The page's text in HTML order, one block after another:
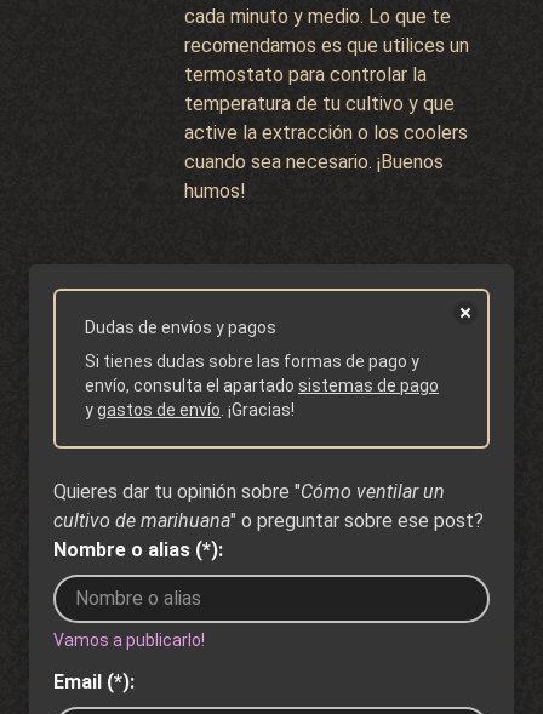
cada minuto y medio. Lo que te
recomendamos es que utilices un
termostato para controlar la
temperatura de tu cultivo y que
active la extracción o los coolers
cuando sea necesario. ¡Buenos
humos!
Dudas de envíos y pagos
Si tienes dudas sobre las formas de pago y
envío, consulta el apartado sistemas de pago
ygastos de envío . ¡Gracias!
Quieres dar tu opinión sobre "Cómo ventilar un
cultivo de marihuana" o preguntar sobre ese post?
Nombre o alias (*):
Vamos a publicarlo!
Email (*):